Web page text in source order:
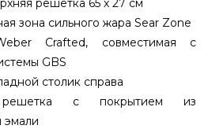
решетка 65 х 27 см
зона сильного жара Sear Zone
Crafted, совместимая с
GBS
столик справа
решетка с покрытием из
эмали